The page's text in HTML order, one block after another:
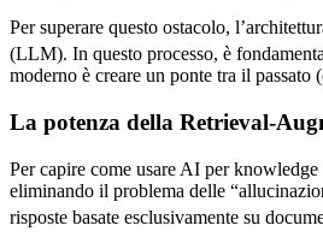
Per superare questo ostacolo,
(LLM). In questo processo, è
moderno è creare un ponte tra il
La potenza della Retrieval-
Per capire come usare AI per
eliminando il problema delle
risposte basate esclusivamente su